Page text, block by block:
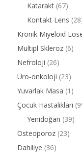
Katarakt (67)
Kontakt Lens
Kronik Miyeloid
Multipl Skleroz (6)
Nefroloji (26)
Üro-onkoloji (23)
Yuvarlak Masa (1)
Çocuk Hastalıkları
Yenidoğan (39)
Osteoporoz (23)
Dahiliye (36)